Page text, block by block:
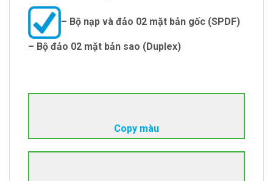
– Bộ nạp và đảo 02 mặt bản gốc (SPDF)
– Bộ đảo 02 mặt bản sao (Duplex)
Copy màu